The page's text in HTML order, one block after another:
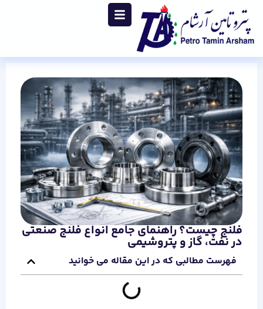
فلنج چیست؟ راهنمای جامع انواع فلنج صنعتی
در نفت، گاز و پتروشیمی
فهرست مطالبی که در این مقاله می خوانید